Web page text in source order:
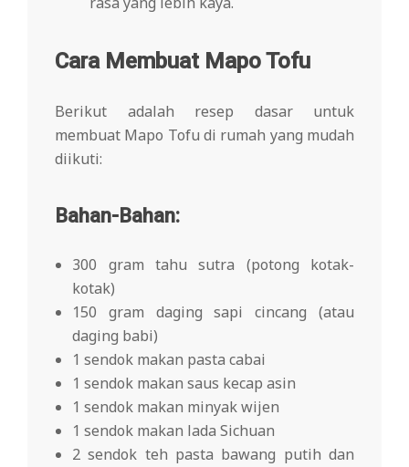
Cara Membuat Mapo Tofu
Berikut adalah resep dasar untuk
membuat Mapo Tofu di rumah yang mudah
diikuti:
Bahan-Bahan:
300 gram tahu sutra (potong kotak-
kotak)
150 gram daging sapi cincang (atau
daging babi)
1 sendok makan pasta cabai
1 sendok makan saus kecap asin
1 sendok makan minyak wijen
1 sendok makan lada Sichuan
2 sendok teh pasta bawang putih dan